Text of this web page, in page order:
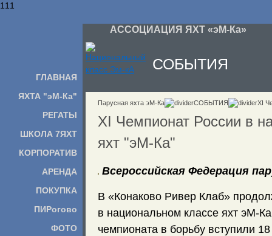
ГЛАВНАЯ
ЯХТА "эМ-Ка"
РЕГАТЫ
ШКОЛА 7ЯХТ
КОРПОРАТИВ
АРЕНДА
ПОКУПКА
ПИРогово
ФОТО
111
АССОЦИАЦИЯ ЯХТ «эМ-Ка»
СОБЫТИЯ
Парусная яхта эМ-Ка СОБЫТИЯ XI
XI Чемпионат России в
яхт "эМ-Ка"
Всероссийская Федерация
В «Конаково Ривер Клаб»
в национальном классе яхт эМ-
чемпионата в борьбу вступили